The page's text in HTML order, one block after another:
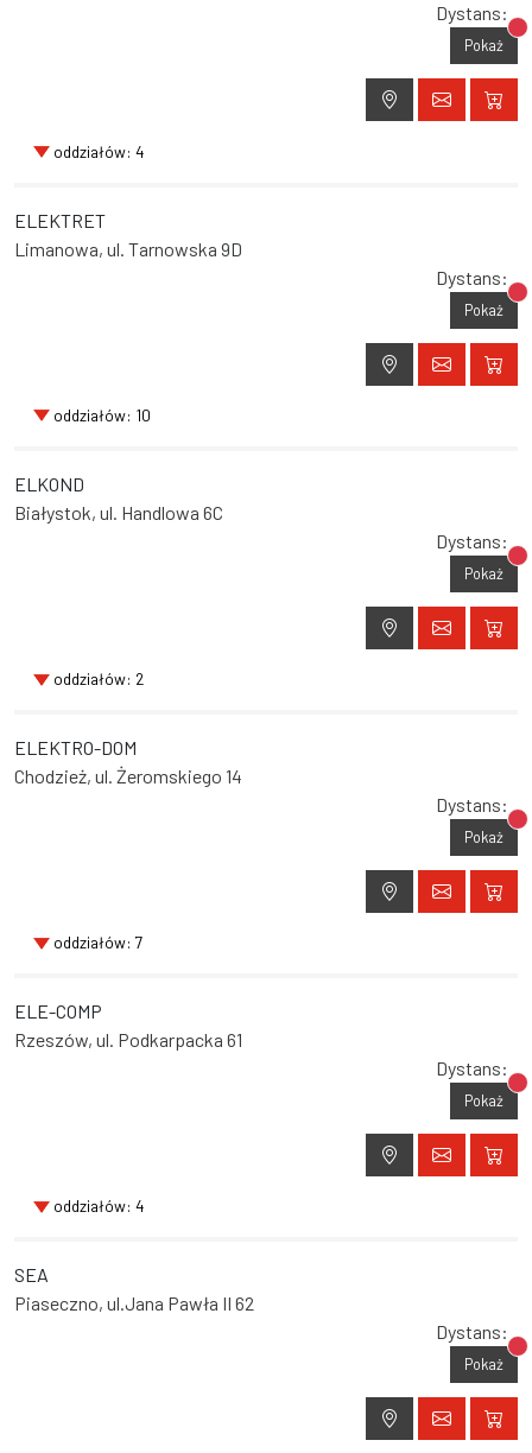
Dystans:
Pokaż
oddziałów: 4
ELEKTRET
Limanowa, ul. Tarnowska 9D
Dystans:
Pokaż
oddziałów: 10
ELKOND
Białystok, ul. Handlowa 6C
Dystans:
Pokaż
oddziałów: 2
ELEKTRO-DOM
Chodzież, ul. Żeromskiego 14
Dystans:
Pokaż
oddziałów: 7
ELE-COMP
Rzeszów, ul. Podkarpacka 61
Dystans:
Pokaż
oddziałów: 4
SEA
Piaseczno, ul.Jana Pawła II 62
Dystans:
Pokaż